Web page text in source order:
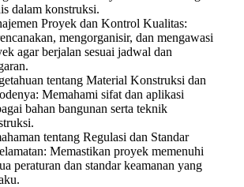
dalam konstruksi.
Proyek dan Kontrol Kualitas:
mengorganisir, dan mengawasi
agar berjalan sesuai jadwal dan
tentang Material Konstruksi dan
Memahami sifat dan aplikasi
bahan bangunan serta teknik
tentang Regulasi dan Standar
Memastikan proyek memenuhi
peraturan dan standar keamanan yang